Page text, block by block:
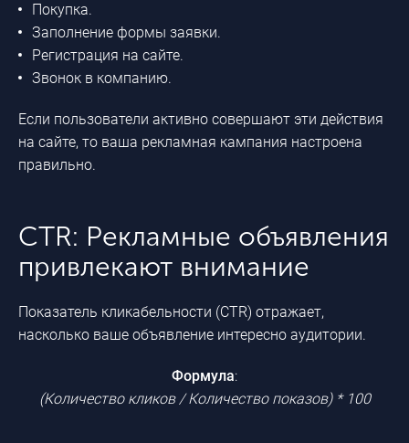
Покупка.
Заполнение формы заявки.
Регистрация на сайте.
Звонок в компанию.
Если пользователи активно совершают эти действия
на сайте, то ваша рекламная кампания настроена
правильно.
CTR: Рекламные объявления
привлекают внимание
Показатель кликабельности (CTR) отражает,
насколько ваше объявление интересно аудитории.
Формула:
(Количество кликов / Количество показов) * 100